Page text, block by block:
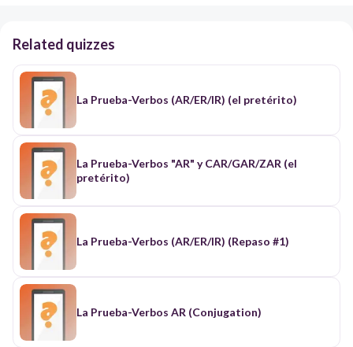
Related quizzes
La Prueba-Verbos (AR/ER/IR) (el pretérito)
La Prueba-Verbos "AR" y CAR/GAR/ZAR (el
pretérito)
La Prueba-Verbos (AR/ER/IR) (Repaso #1)
La Prueba-Verbos AR (Conjugation)